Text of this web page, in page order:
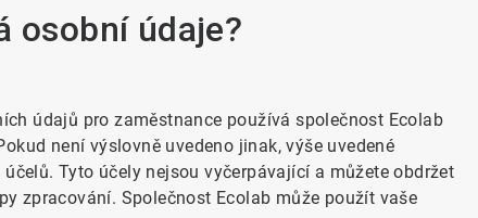
osobní údaje?
údajů pro zaměstnance používá společnost Ecolab
není výslovně uvedeno jinak, výše uvedené
Tyto účely nejsou vyčerpávající a můžete obdržet
zpracování. Společnost Ecolab může použít vaše